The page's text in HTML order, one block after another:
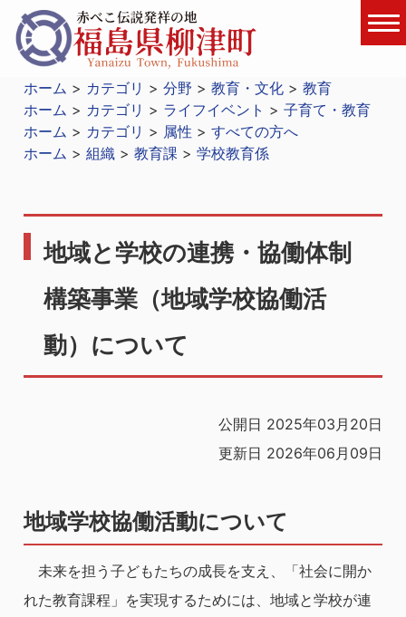
ホーム カテゴリ 分野 教育・文化
教育
ホーム
カテゴリ ライフイベント
子育て・教育
ホーム
カテゴリ 属性
すべての方へ
ホーム
組織 教育課 学校教育係
地域と学校の連携・協働体制
構築事業（地域学校協働活
動）について
公開日 2025年03月20日
更新日 2026年06月09日
地域学校協働活動について
未来を担う子どもたちの成長を支え、「社会に開か
れた教育課程」を実現するためには、地域と学校が連